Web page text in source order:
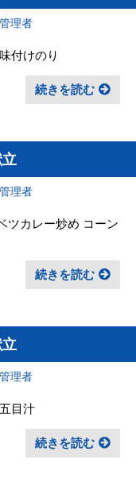
理者
付けのり
続きを読む
理者
ツカレー炒め コーン
続きを読む
理者
目汁
続きを読む